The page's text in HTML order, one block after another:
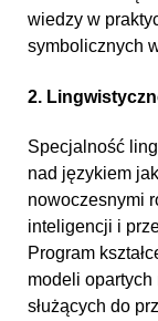
wiedzy w
symbolicznych
2.
Specjalność
nad językiem
nowoczesnymi
inteligencji i
Program
modeli opartych
służących do